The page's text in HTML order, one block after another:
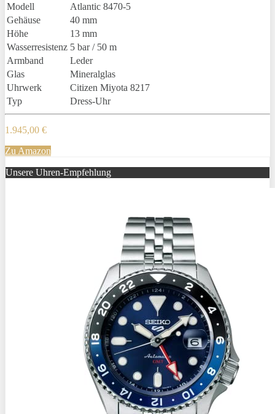
Modell
Atlantic 8470-5
Gehäuse
40 mm
Höhe
13 mm
Wasserresistenz 5 bar / 50 m
Armband
Leder
Glas
Mineralglas
Uhrwerk
Citizen Miyota 8217
Typ
Dress-Uhr
1.945,00 €
Zu Amazon
Unsere Uhren-Empfehlung